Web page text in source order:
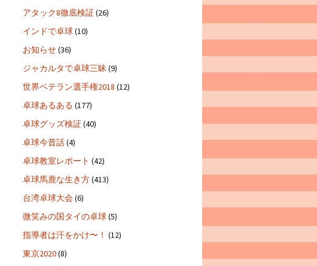
アタック8徹底検証(26)
インドで卓球(10)
お知らせ(36)
ジャカルタで卓球三昧(9)
世界ベテラン選手権2018 (12)
卓球あるある (177)
卓球グッズ検証(40)
卓球今昔話(4)
卓球教室レポート (42)
卓球馬鹿な生き方(413)
台湾卓球大会(6)
微笑みの国タイの卓球(5)
指導者は汗をかけ〜！ (12)
東京2020(8)